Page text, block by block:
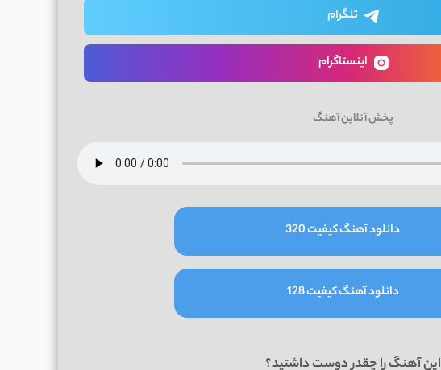
تلگرام
اینستاگرام
پخش آنلاین آهنگ
دانلود آهنگ کیفیت 320
دانلود آهنگ کیفیت 128
این آهنگ را چقدر دوست داشتید؟